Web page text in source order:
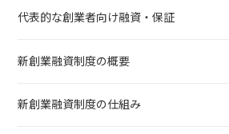
代表的な創業者向け融資・保証
新創業融資制度の概要
新創業融資制度の仕組み